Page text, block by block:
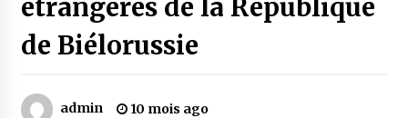
étrangères de la République
de Biélorussie
admin 10 mois ago